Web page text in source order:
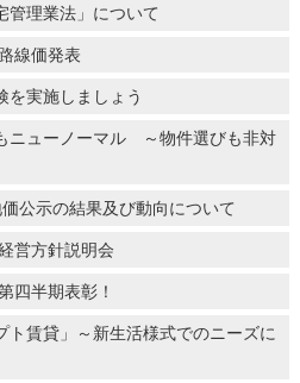
管理業法」について
線価発表
を実施しましょう
ニューノーマル ～物件選びも非対
公示の結果及び動向について
営方針説明会
四半期表彰！
ト賃貸」～新生活様式でのニーズに